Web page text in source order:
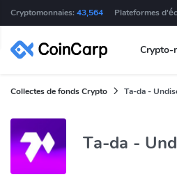
Cryptomonnaies: 43,564 Plateformes
Crypto-
Collectes de fonds Crypto Ta-da -
Ta-da -